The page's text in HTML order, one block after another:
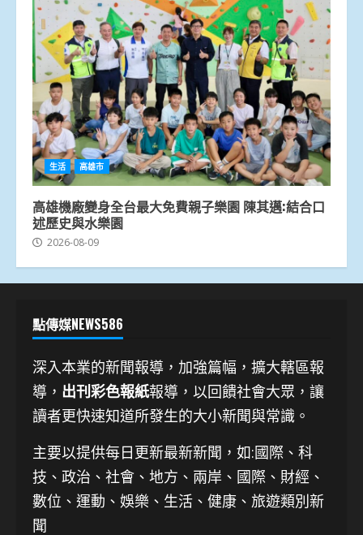
生活 高雄市
高雄機廠變身全台最大免費親子樂園 陳其邁:結合口
述歷史與水樂園
2026-08-09
點傳媒NEWS586
深入本業的新聞報導，加強篇幅，擴大轄區報
導， 出刊彩色報紙報導，以回饋社會大眾，讓
讀者更快速知道所發生的大小新聞與常識。
主要以提供每日更新最新新聞 ，如:國際、科
技、 政治、社會、地方、兩岸、國際、財經、
數位、運動、娛樂、生活、健康、旅遊類別新
聞